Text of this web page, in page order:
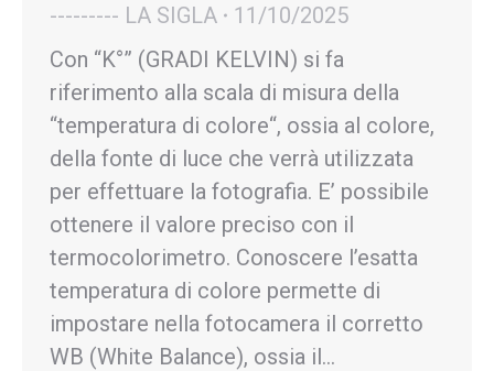
--------- LA SIGLA
11/10/2025
Con “K°” (GRADI KELVIN) si fa
riferimento alla scala di misura della
“temperatura di colore“, ossia al colore,
della fonte di luce che verrà utilizzata
per effettuare la fotografia. E’ possibile
ottenere il valore preciso con il
termocolorimetro. Conoscere l’esatta
temperatura di colore permette di
impostare nella fotocamera il corretto
WB (White Balance), ossia il…